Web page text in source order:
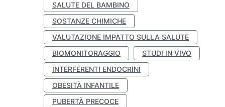
SALUTE DEL BAMBINO
SOSTANZE CHIMICHE
VALUTAZIONE IMPATTO SULLA SALUTE
BIOMONITORAGGIO
STUDI IN VIVO
INTERFERENTI ENDOCRINI
OBESITÀ INFANTILE
PUBERTÀ PRECOCE